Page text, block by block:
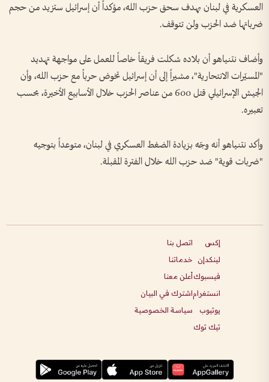
العسكرية في لبنان بهدف سحق حزب الله، مؤكداً أن إسرائيل ستزيد من حجم
ضرباتها ضد الحزب ولن تتوقف.
وأضاف نتنياهو أن بلاده شكلت فريقاً خاصاً للعمل على مواجهة تهديد
"المسيّرات الانتحارية"، مشيراً إلى أن إسرائيل تخوض حرباً مع حزب الله، وأن
الجيش الإسرائيلي قتل 600 من عناصر الحزب خلال الأسابيع الأخيرة، بحسب
تعبيره.
وأكد نتنياهو أنه وجّه بزيادة الضغط العسكري في لبنان، متوعداً بتوجيه
"ضربات قوية" ضد حزب الله خلال الفترة المقبلة.
إكس
لينكدإن
فيسبوك
انستغرام
يوتيوب
تيك توك
اتصل بنا
خدماتنا
أعلن معنا
اشترك في البيان
سياسة الخصوصية